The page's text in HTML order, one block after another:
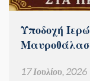
Υποδοχή
17 Ιουλίου, 2026